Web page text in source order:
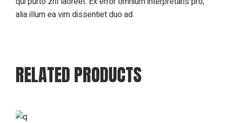
alia illum ea vim dissentiet duo ad.
RELATED PRODUCTS